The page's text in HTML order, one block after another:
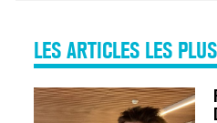
LES ARTICLES LES